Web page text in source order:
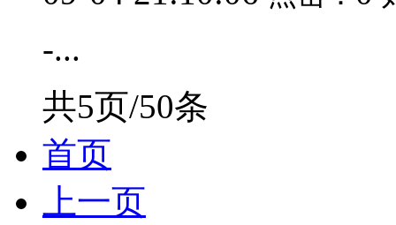
-...
共5页/50条
首页
上一页